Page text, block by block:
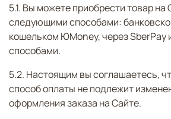
5.1. Вы можете приобрести товар на
следующими способами:
кошельком ЮMoney, через SberPay
способами.
5.2. Настоящим вы соглашаетесь,
способ оплаты не подлежит
оформления заказа на Сайте.